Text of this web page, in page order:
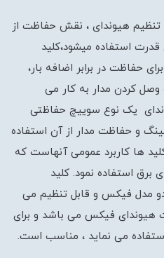
تنظیم هیوندای ، نقش حفاظت از
استفاده میشود،کلید
حفاظت در برابر اضافه بار،
کردن مدار به کار می
یک نوع سوییچ حفاظتی
و حفاظت مدار از آن استفاده
ها کاربرد عمومی آنهاست که
برق استفاده نمود. کلید
مدل فیکس و قابل تنظیم می
هیوندای فیکس می باشد و برای